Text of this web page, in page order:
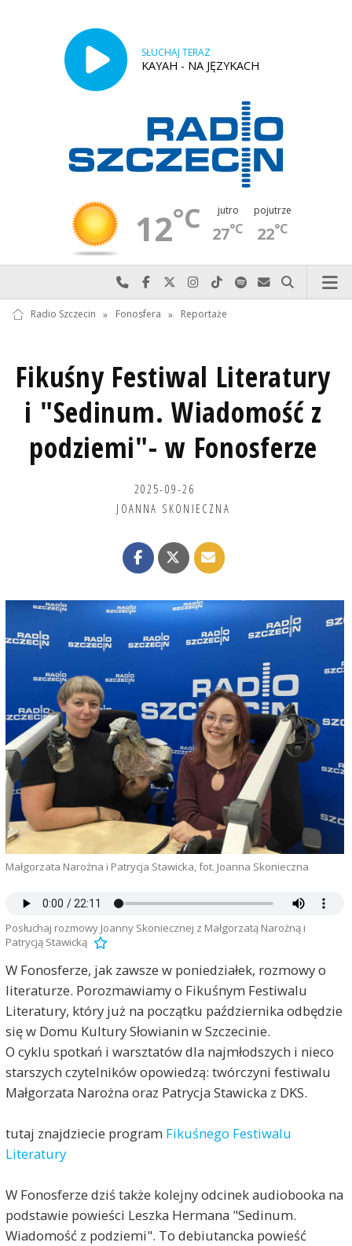
SŁUCHAJ TERAZ
KAYAH - NA JĘZYKACH
12°C jutro
27°C
pojutrze
22°C
Najlepiej po prostu do nas zadzwoń
Odwiedź nas na Facebook-u
Odwiedź nas na X
Odwiedź nas na Instagram-ie
Odwiedź nas na TikTok-u
Szukaj nas na Spotify
Wyślij do nas
Szukaj
Radio Szczecin » Fonosfera » Reportaże
Fikuśny Festiwal Literatury
i "Sedinum. Wiadomość z
podziemi"- w Fonosferze
2025-09-26
JOANNA SKONIECZNA
Małgorzata Narożna i Patrycja Stawicka, fot. Joanna Skonieczna
Posłuchaj rozmowy Joanny Skoniecznej z Małgorzatą Narożną i
Patrycją Stawicką
W Fonosferze, jak zawsze w poniedziałek, rozmowy o
literaturze. Porozmawiamy o Fikuśnym Festiwalu
Literatury, który już na początku października odbędzie
się w Domu Kultury Słowianin w Szczecinie.
O cyklu spotkań i warsztatów dla najmłodszych i nieco
starszych czytelników opowiedzą: twórczyni festiwalu
Małgorzata Narożna oraz Patrycja Stawicka z DKS.
tutaj znajdziecie program Fikuśnego Festiwalu
Literatury
W Fonosferze dziś także kolejny odcinek audiobooka na
podstawie powieści Leszka Hermana "Sedinum.
Wiadomość z podziemi". To debiutancka powieść